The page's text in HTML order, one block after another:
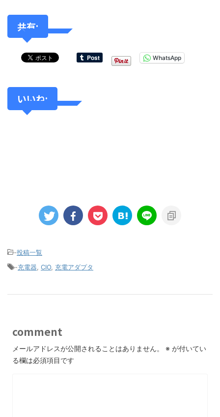
共有:
WhatsApp
いいね:
-投稿一覧
-充電器 CIO 充電アダプタ
comment
メールアドレスが公開されることはありません。 ※ が付いてい
る欄は必須項目です